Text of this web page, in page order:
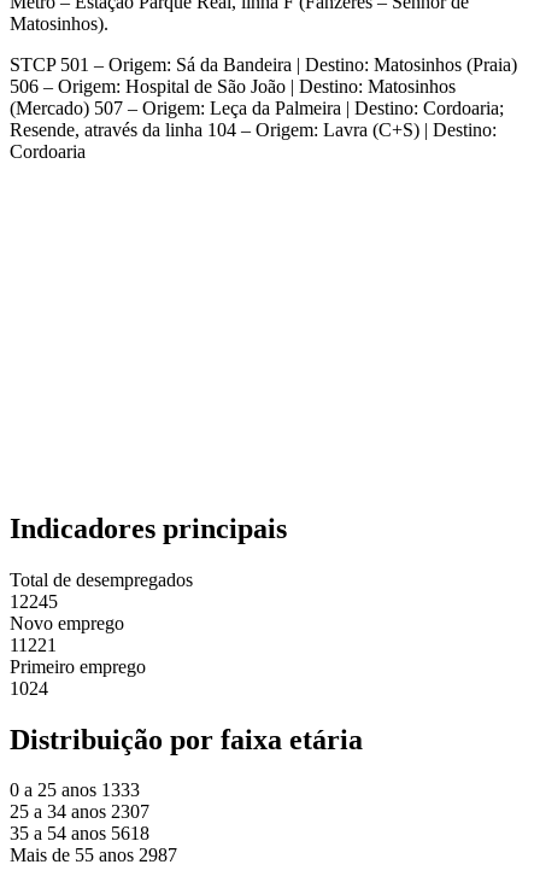
Matosinhos).
STCP 501 – Origem: Sá da Bandeira | Destino: Matosinhos (Praia)
506 – Origem: Hospital de São João | Destino: Matosinhos
(Mercado) 507 – Origem: Leça da Palmeira | Destino: Cordoaria;
Resende, através da linha 104 – Origem: Lavra (C+S) | Destino:
Cordoaria
Indicadores principais
Total de desempregados
12245
Novo emprego
11221
Primeiro emprego
1024
Distribuição por faixa etária
0 a 25 anos 1333
25 a 34 anos 2307
35 a 54 anos 5618
Mais de 55 anos 2987